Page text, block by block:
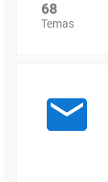
68
Temas